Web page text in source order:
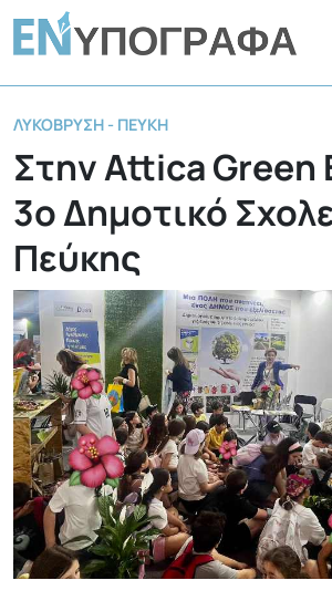
ΛΥΚΌΒΡΥΣΗ - ΠΕΎΚΗ
Στην Attica Green
3ο Δημοτικό
Πεύκης